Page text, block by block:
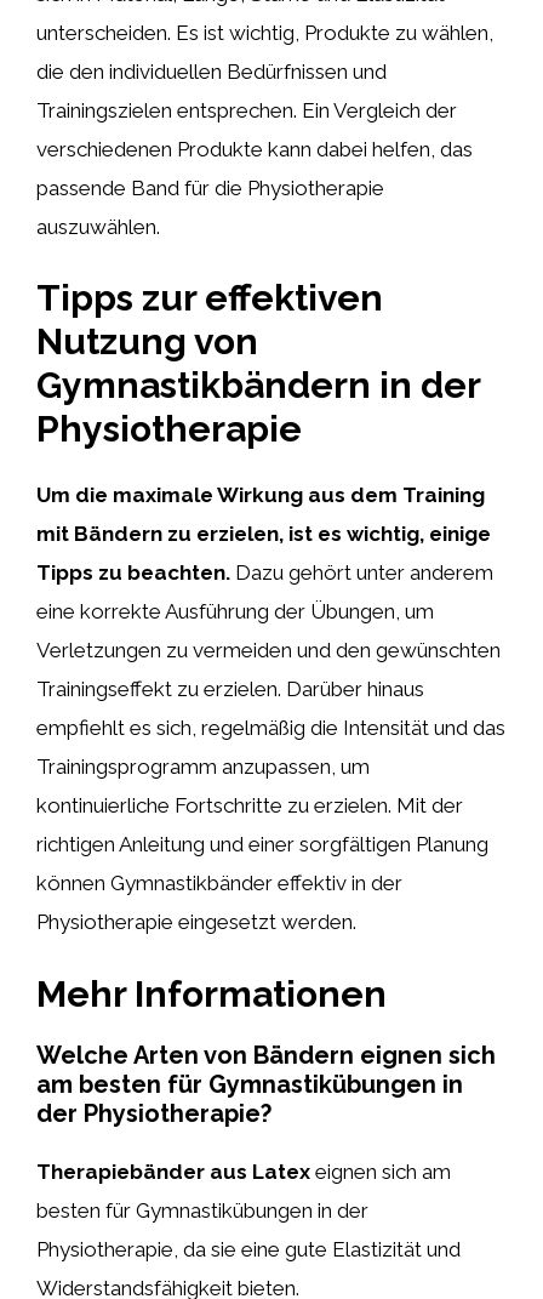
unterscheiden. Es ist wichtig, Produkte zu wählen,
die den individuellen Bedürfnissen und
Trainingszielen entsprechen. Ein Vergleich der
verschiedenen Produkte kann dabei helfen, das
passende Band für die Physiotherapie
auszuwählen.
Tipps zur effektiven
Nutzung von
Gymnastikbändern in der
Physiotherapie
Um die maximale Wirkung aus dem Training
mit Bändern zu erzielen, ist es wichtig, einige
Tipps zu beachten. Dazu gehört unter anderem
eine korrekte Ausführung der Übungen, um
Verletzungen zu vermeiden und den gewünschten
Trainingseffekt zu erzielen. Darüber hinaus
empfiehlt es sich, regelmäßig die Intensität und das
Trainingsprogramm anzupassen, um
kontinuierliche Fortschritte zu erzielen. Mit der
richtigen Anleitung und einer sorgfältigen Planung
können Gymnastikbänder effektiv in der
Physiotherapie eingesetzt werden.
Mehr Informationen
Welche Arten von Bändern eignen sich
am besten für Gymnastikübungen in
der Physiotherapie?
Therapiebänder aus Latex eignen sich am
besten für Gymnastikübungen in der
Physiotherapie, da sie eine gute Elastizität und
Widerstandsfähigkeit bieten.